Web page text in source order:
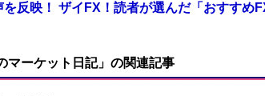
反映！ ザイFX！読者が選んだ「おすすめ
マーケット日記」の関連記事